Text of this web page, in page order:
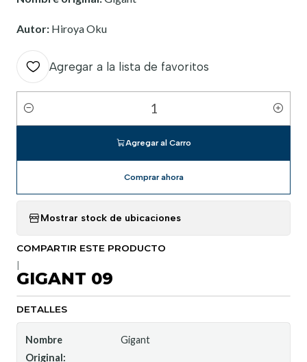
Autor: Hiroya Oku
Agregar a la lista de favoritos
Cantidad
Agregar al Carro
Comprar ahora
Mostrar stock de ubicaciones
COMPARTIR ESTE PRODUCTO
GIGANT 09
DETALLES
Nombre
Original:
Gigant